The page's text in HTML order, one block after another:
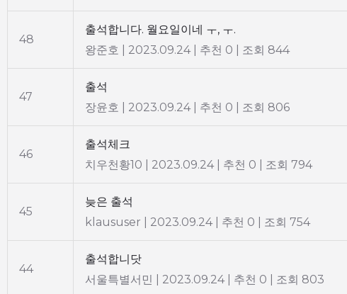
48
출석합니다. 월요일이네 ㅜ, ㅜ.
왕준호
2023.09.24 추천 0 조회 844
47
출석
장윤호
2023.09.24 추천 0 조회 806
46
출석체크
치우천황10
2023.09.24 추천 0 조회 794
45
늦은 출석
klaususer
2023.09.24 추천 0 조회 754
44
출석합니닷
서울특별서민
2023.09.24 추천 0 조회 803